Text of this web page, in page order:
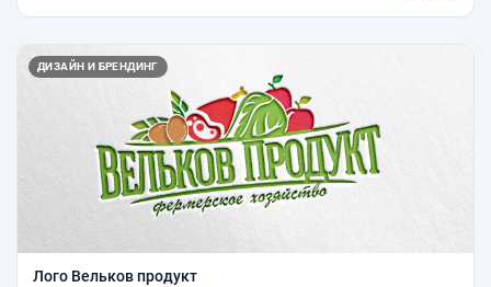
ДИЗАЙН И БРЕНДИНГ
Лого Вельков продукт